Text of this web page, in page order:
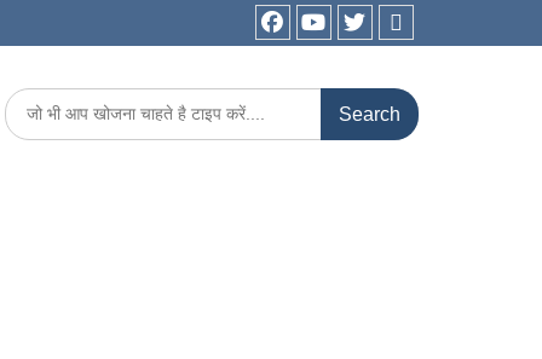
facebookyoutubeTwitterWhatsApp
Search
for: